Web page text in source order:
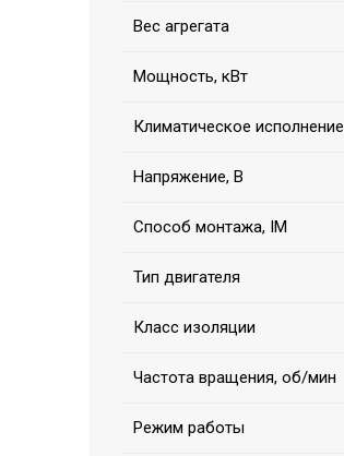
Вес агрегата
Мощность, кВт
Климатическое исполнение
Напряжение, В
Способ монтажа, IM
Тип двигателя
Класс изоляции
Частота вращения, об/мин
Режим работы